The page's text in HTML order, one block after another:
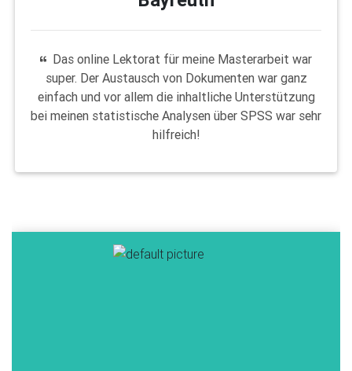
Das online Lektorat für meine Masterarbeit war
super. Der Austausch von Dokumenten war ganz
einfach und vor allem die inhaltliche Unterstützung
bei meinen statistische Analysen über SPSS war sehr
hilfreich!